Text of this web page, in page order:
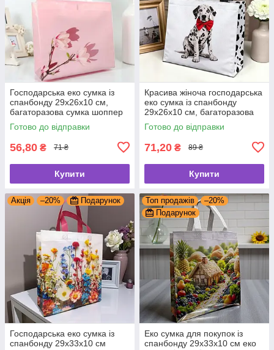
Господарська еко сумка із
спанбонду 29х26х10 см,
багаторазова сумка шоппер
для покупок із спанбонду
Готово до відправки
56,80 ₴ 71 ₴
Купити
Красива жіноча господарська
еко сумка із спанбонду
29х26х10 см, багаторазова
сумка для покупок із
спанбонду
Готово до відправки
71,20 ₴ 89 ₴
Купити
Акція –20% Подарунок
Господарська еко сумка із
спанбонду 29х33х10 см
Топ продажів
–20%
Подарунок
Еко сумка для покупок із
спанбонду 29х33х10 см еко